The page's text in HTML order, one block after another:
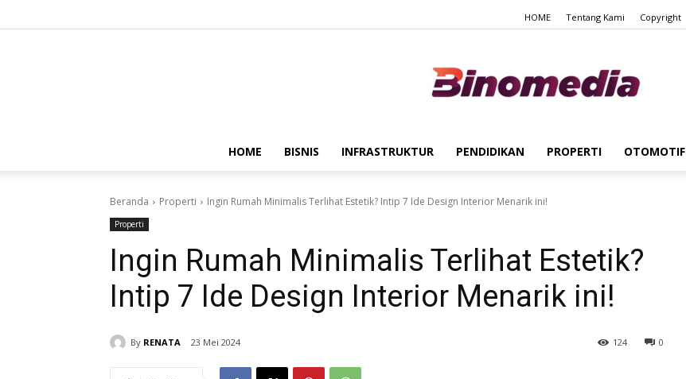
HOME Tentang Kami Copyright
HOME BISNIS INFRASTRUKTUR PENDIDIKAN PROPERTI OTOMOTIF
Beranda Properti Ingin Rumah Minimalis Terlihat Estetik? Intip 7 Ide Design Interior Menarik ini!
Properti
Ingin Rumah Minimalis Terlihat Estetik?
Intip 7 Ide Design Interior Menarik ini!
By RENATA 23 Mei 2024 0
124